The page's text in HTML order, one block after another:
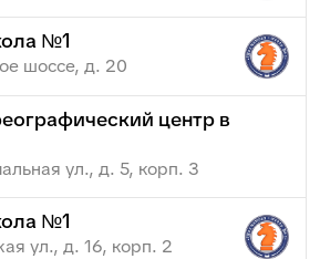
№1
шоссе, д. 20
центр в
ул., д. 5, корп. 3
№1
ул., д. 16, корп. 2